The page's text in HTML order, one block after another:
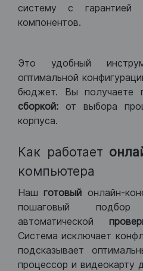
систему с гарантией
компонентов.
Это удобный
оптимальной
бюджет. Вы получаете
сборкой: от выбора
корпуса.
Как работает
компьютера
Нашготовый онлайн-
пошаговый
автоматической
Система исключает
подсказывает
процессор и видеокарту